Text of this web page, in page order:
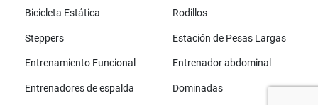
Bicicleta Estática Rodillos
Steppers Estación de Pesas Largas
Entrenamiento Funcional Entrenador abdominal
Entrenadores de espalda Dominadas